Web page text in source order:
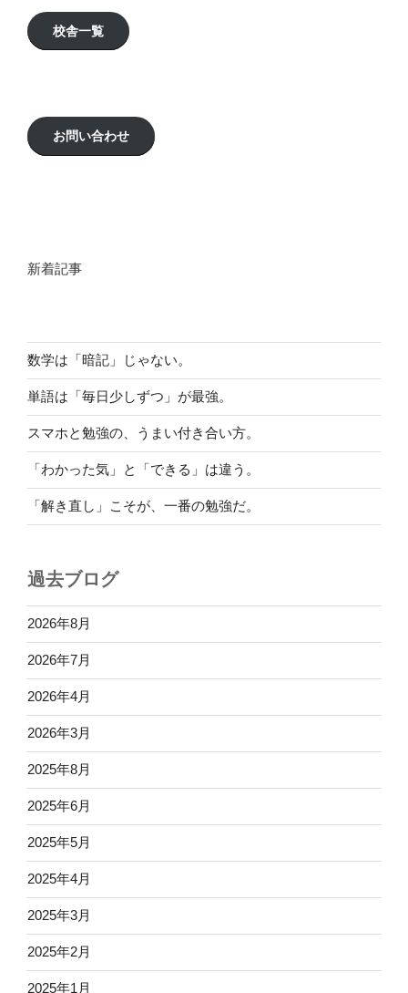
校舎一覧
お問い合わせ
新着記事
数学は「暗記」じゃない。
単語は「毎日少しずつ」が最強。
スマホと勉強の、うまい付き合い方。
「わかった気」と「できる」は違う。
「解き直し」こそが、一番の勉強だ。
過去ブログ
2026年8月
2026年7月
2026年4月
2026年3月
2025年8月
2025年6月
2025年5月
2025年4月
2025年3月
2025年2月
2025年1月